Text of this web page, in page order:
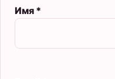
Имя *